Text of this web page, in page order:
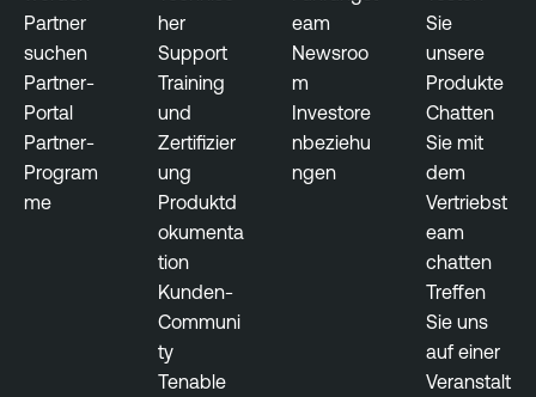
y
M
a
n
a
g
e
Partner
suchen
Partner-
Portal
Partner-
Program
me
her
Support
Training
und
Zertifizier
ung
Produktd
okumenta
tion
Kunden-
Communi
ty
Tenable
eam
Newsroo
m
Investore
nbeziehu
ngen
Sie
unsere
Produkte
Chatten
Sie mit
dem
Vertriebst
eam
chatten
Treffen
Sie uns
auf einer
Veranstalt